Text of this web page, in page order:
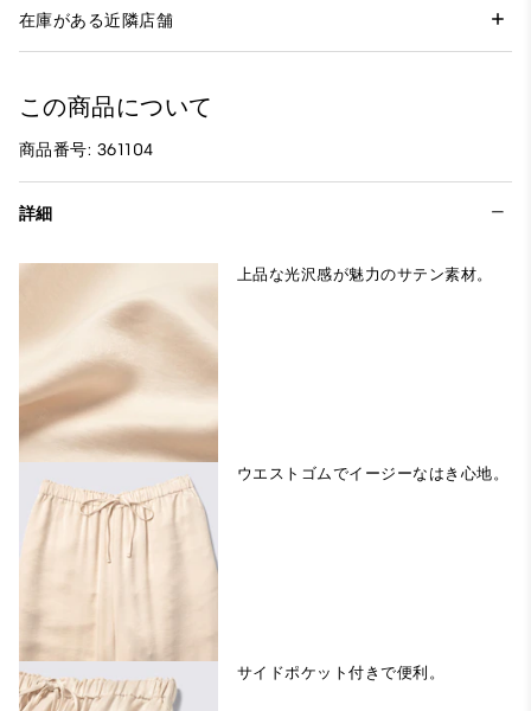
在庫がある近隣店舗
この商品について
商品番号: 361104
詳細
上品な光沢感が魅力のサテン素材。
ウエストゴムでイージーなはき心地。
サイドポケット付きで便利。